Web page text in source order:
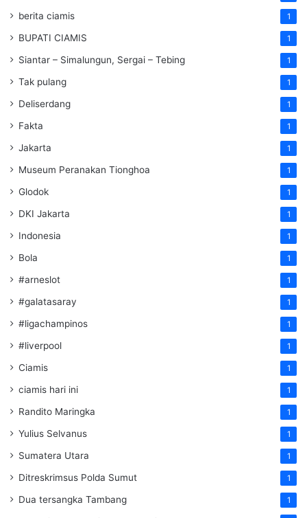
berita ciamis 1
BUPATI CIAMIS 1
Siantar – Simalungun, Sergai – Tebing 1
Tak pulang 1
Deliserdang 1
Fakta 1
Jakarta 1
Museum Peranakan Tionghoa 1
Glodok 1
DKI Jakarta 1
Indonesia 1
Bola 1
#arneslot 1
#galatasaray 1
#ligachampinos 1
#liverpool 1
Ciamis 1
ciamis hari ini 1
Randito Maringka 1
Yulius Selvanus 1
Sumatera Utara 1
Ditreskrimsus Polda Sumut 1
Dua tersangka Tambang 1